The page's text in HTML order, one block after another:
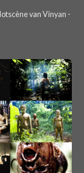
van Vinyan -